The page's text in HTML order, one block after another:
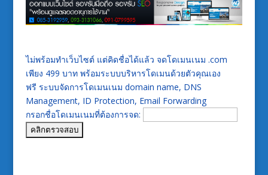
ไม่พร้อมทำเว็บไซต์ แต่คิดชื่อได้แล้ว จดโดเมนเนม .com
เพียง 499 บาท พร้อมระบบบริหารโดเมนด้วยตัวคุณเอง
ฟรี ระบบจัดการโดเมนเนม domain name, DNS
Management, ID Protection, Email Forwarding
กรอกชื่อโดเมนเนมที่ต้องการจด: